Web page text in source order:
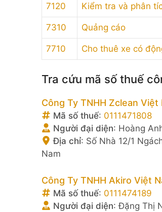
7120 Kiểm tra và phân
7310 Quảng cáo
7710 Cho thuê xe có
Tra cứu mã số thuế
Công Ty TNHH Zclean Việt
Mã số thuế: 0111471808
Người đại diện: Hoàng
Địa chỉ: Số Nhà 12/1
Nam
Công Ty TNHH Akiro Việt
Mã số thuế: 0111474189
Người đại diện:Đặng Thị